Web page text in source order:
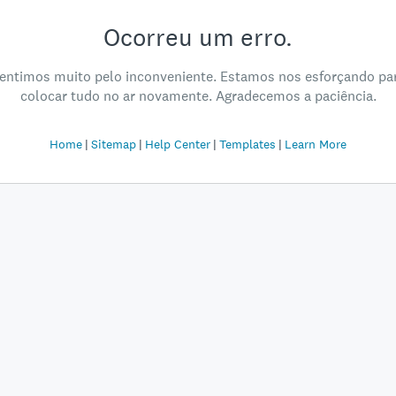
Ocorreu um erro.
muito pelo inconveniente. Estamos nos esforçando
colocar tudo no ar novamente. Agradecemos a paciência.
Home Sitemap Help Center Templates Learn More